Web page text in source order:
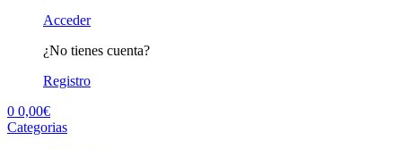
Acceder
¿No tienes cuenta?
Registro
0 0,00€
Categorias